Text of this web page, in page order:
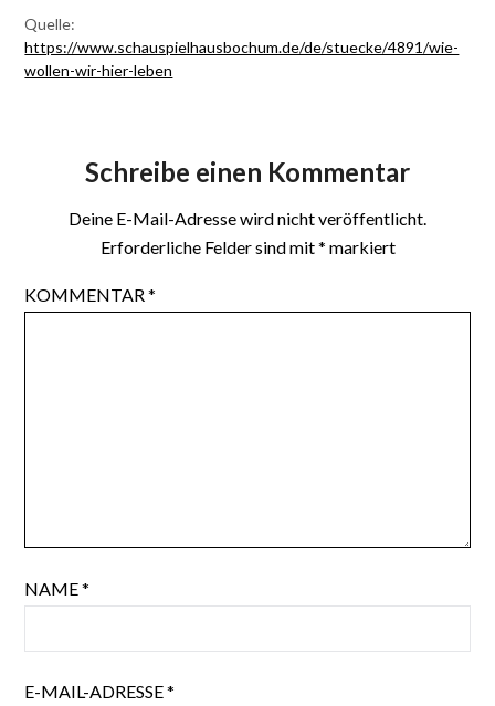
Quelle:
https://www.schauspielhausbochum.de/de/stuecke/4891/wie-
wollen-wir-hier-leben
Schreibe einen Kommentar
Deine E-Mail-Adresse wird nicht veröffentlicht.
Erforderliche Felder sind mit* markiert
KOMMENTAR*
NAME*
E-MAIL-ADRESSE*